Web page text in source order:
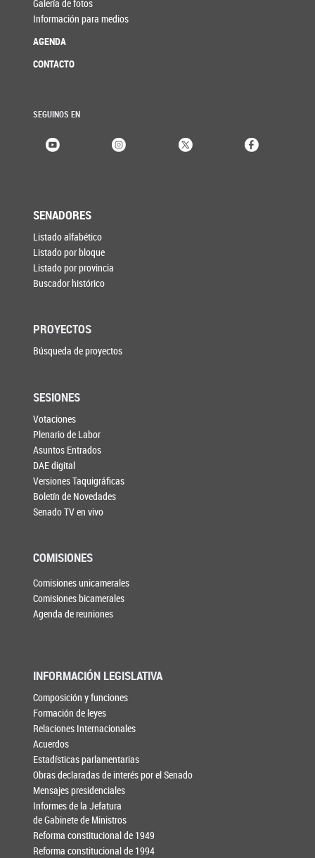
Galería de fotos
Información para medios
AGENDA
CONTACTO
SEGUINOS EN
SENADORES
Listado alfabético
Listado por bloque
Listado por provincia
Buscador histórico
PROYECTOS
Búsqueda de proyectos
SESIONES
Votaciones
Plenario de Labor
Asuntos Entrados
DAE digital
Versiones Taquigráficas
Boletín de Novedades
Senado TV en vivo
COMISIONES
Comisiones unicamerales
Comisiones bicamerales
Agenda de reuniones
INFORMACIÓN LEGISLATIVA
Composición y funciones
Formación de leyes
Relaciones Internacionales
Acuerdos
Estadísticas parlamentarias
Obras declaradas de interés por el Senado
Mensajes presidenciales
Informes de la Jefatura
de Gabinete de Ministros
Reforma constitucional de 1949
Reforma constitucional de 1994